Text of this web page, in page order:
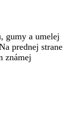
gumy a umelej
prednej strane
známej